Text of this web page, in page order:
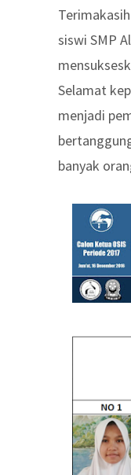
siswi SMP
Selamat
menjadi
banyak